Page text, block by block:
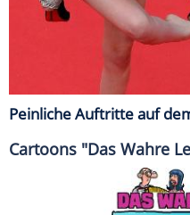
Peinliche Auftritte auf
Cartoons "Das Wahre